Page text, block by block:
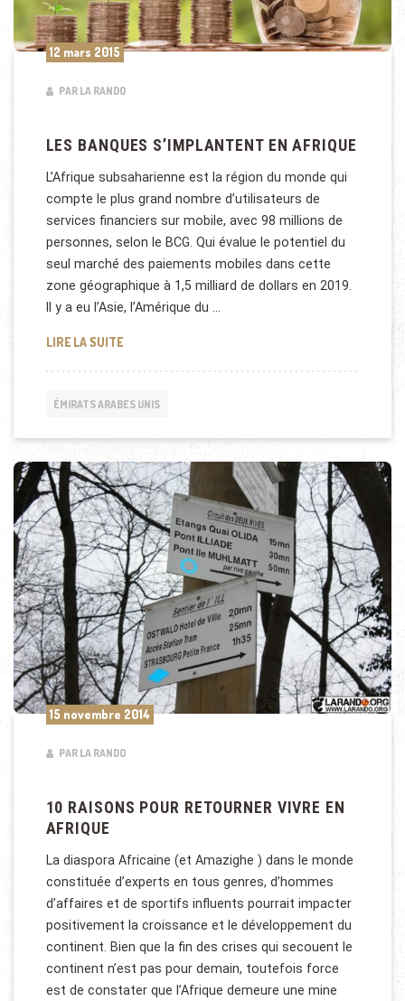
12 mars 2015
PAR LA RANDO
LES BANQUES S’IMPLANTENT EN AFRIQUE
L’Afrique subsaharienne est la région du monde qui
compte le plus grand nombre d’utilisateurs de
services financiers sur mobile, avec 98 millions de
personnes, selon le BCG. Qui évalue le potentiel du
seul marché des paiements mobiles dans cette
zone géographique à 1,5 milliard de dollars en 2019.
Il y a eu l’Asie, l’Amérique du …
LIRE LA SUITELES BANQUES S’IMPLANTENT EN AFRIQUE
ÉMIRATS ARABES UNIS
15 novembre 2014
PAR LA RANDO
10 RAISONS POUR RETOURNER VIVRE EN
AFRIQUE
La diaspora Africaine (et Amazighe ) dans le monde
constituée d’experts en tous genres, d’hommes
d’affaires et de sportifs influents pourrait impacter
positivement la croissance et le développement du
continent. Bien que la fin des crises qui secouent le
continent n’est pas pour demain, toutefois force
est de constater que l’Afrique demeure une mine